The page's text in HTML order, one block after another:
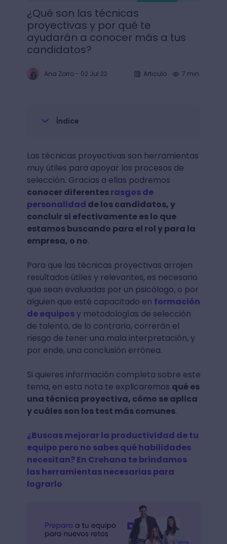
¿Qué son las técnicas
proyectivas y por qué te
ayudarán a conocer más a tus
candidatos?
Ana Zorro- 02 Jul 22 Articulo 7 min.
Índice
Las técnicas proyectivas son herramientas
muy útiles para apoyar los procesos de
selección. Gracias a ellas podremos
conocer diferentesrasgos de
personalidad de los candidatos, y
concluir si efectivamente es lo que
estamos buscando para el rol y para la
empresa, o no.
Para que las técnicas proyectivas arrojen
resultados útiles y relevantes, es necesario
que sean evaluadas por un psicólogo, o por
alguien que esté capacitado en formación
de equiposy metodologías de selección
de talento, de lo contrario, correrán el
riesgo de tener una mala interpretación, y
por ende, una conclusión errónea.
Si quieres información completa sobre este
tema, en esta nota te explicaremos qué es
una técnica proyectiva, cómo se aplica
y cuáles son los test más comunes.
¿Buscas mejorar la productividad de tu
equipo pero no sabes qué habilidades
necesitan? En Crehana te brindamos
las herramientas necesarias para
lograrlo